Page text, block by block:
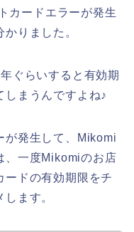
カードエラーが発生
りました。
ぐらいすると有効期
しまうんですよね♪
が発生して、Mikomi
、一度Mikomiのお店
ードの有効期限をチ
ます。